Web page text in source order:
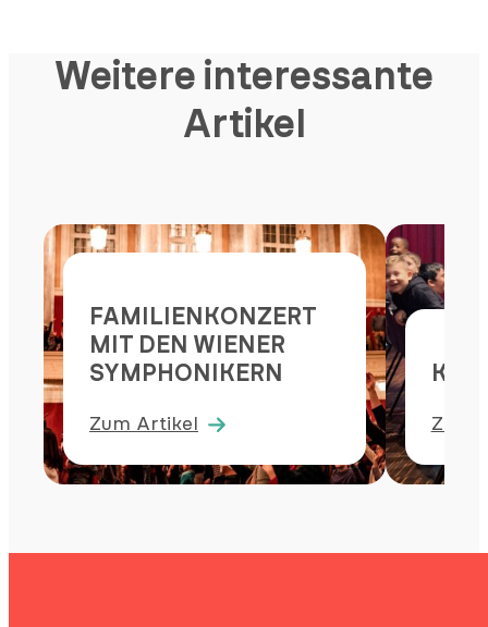
Weitere interessante
Artikel
FAMILIENKONZERT
MIT DEN WIENER
SYMPHONIKERN
Zum Artikel
:
FAMILIENKONZERT
MIT
Zum
: